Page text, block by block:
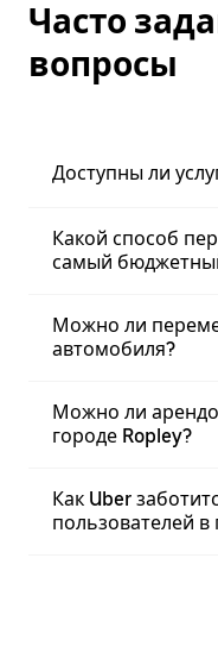
Часто
вопросы
Доступны ли
Какой способ
самый
Можно ли
автомобиля?
Можно ли
городе Ropley?
Как Uber
пользователей в